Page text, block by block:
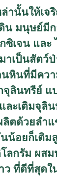
นั้นให้เจ
น มนุษย์มี
เจน และ
เป็นสัตว์
อนหินที่มีค
ลินทรีย์ แ
ะเติมจุลิน
ตด้วยลำแ
น้อยก็เติ
ลกรัม ผส
ที่ดีที่สุดใ